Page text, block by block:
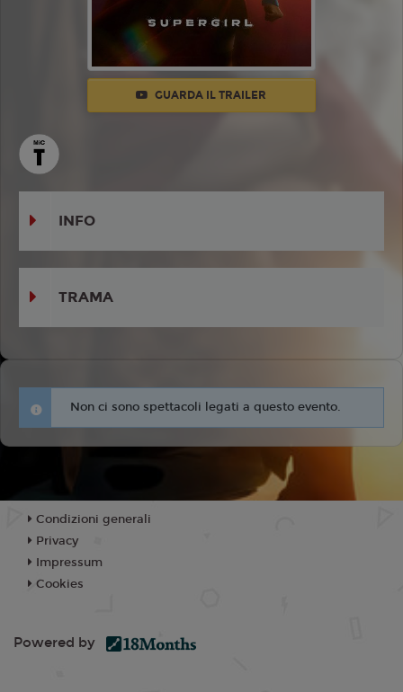
GUARDA IL TRAILER
INFO
TRAMA
Non ci sono spettacoli legati a questo evento.
Condizioni generali
Privacy
Impressum
Cookies
Powered by